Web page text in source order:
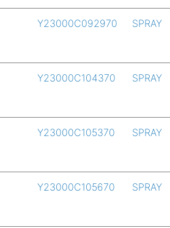
Y23000C092970 SPRAY
Y23000C104370 SPRAY
Y23000C105370 SPRAY
Y23000C105670 SPRAY